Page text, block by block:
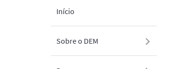
Início
Sobre o DEM